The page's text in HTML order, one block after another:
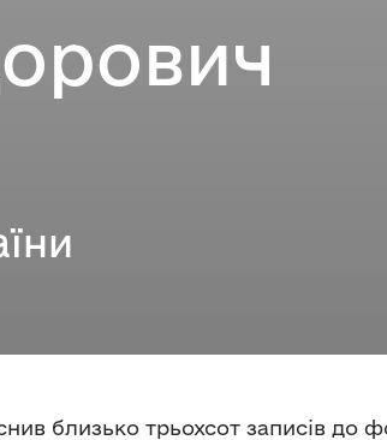
близько трьохсот записів до